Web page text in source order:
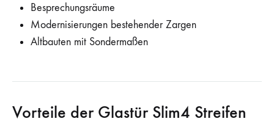
Besprechungsräume
Modernisierungen bestehender Zargen
Altbauten mit Sondermaßen
Vorteile der Glastür Slim4 Streifen